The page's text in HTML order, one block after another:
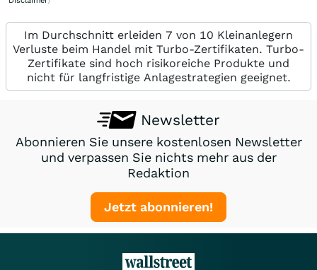
Im Durchschnitt erleiden 7 von 10 Kleinanlegern
Verluste beim Handel mit Turbo-Zertifikaten. Turbo-
Zertifikate sind hoch risikoreiche Produkte und
nicht für langfristige Anlagestrategien geeignet.
Newsletter
Abonnieren Sie unsere kostenlosen Newsletter
und verpassen Sie nichts mehr aus der
Redaktion
Jetzt abonnieren!